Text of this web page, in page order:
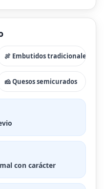
🍖 Embutidos tradicionales
🧀 Quesos semicurados
con carácter